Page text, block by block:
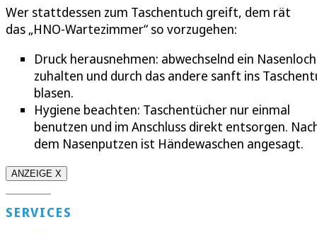
Wer stattdessen zum Taschentuch greift, dem rät
das „HNO-Wartezimmer“ so vorzugehen:
Druck herausnehmen: abwechselnd ein Nasenloch
zuhalten und durch das andere sanft ins
blasen.
Hygiene beachten: Taschentücher nur einmal
benutzen und im Anschluss direkt entsorgen.
dem Nasenputzen ist Händewaschen angesagt.
ANZEIGE X
SERVICES